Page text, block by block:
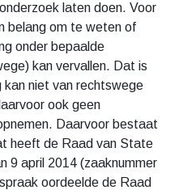
laten doen. Voor
belang om te weten of
onder bepaalde
kan vervallen. Dat is
kan niet van rechtswege
ook geen
Daarvoor bestaat
heeft de Raad van State
9 april 2014 (zaaknummer
oordeelde de Raad